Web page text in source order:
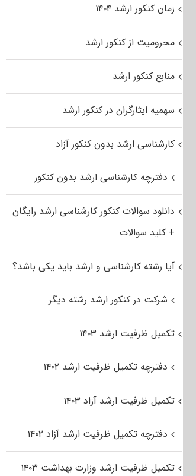
زمان کنکور ارشد ۱۴۰۴
محرومیت از کنکور ارشد
منابع کنکور ارشد
سهمیه ایثارگران در کنکور ارشد
کارشناسی ارشد بدون کنکور آزاد
دفترچه کارشناسی ارشد بدون کنکور
دانلود سوالات کنکور کارشناسی ارشد رایگان
+ کلید سوالات
آیا رشته کارشناسی و ارشد باید یکی باشد؟
شرکت در کنکور ارشد رشته دیگر
تکمیل ظرفیت ارشد ۱۴۰۳
دفترچه تکمیل ظرفیت ارشد ۱۴۰۲
تکمیل ظرفیت ارشد آزاد ۱۴۰۳
دفترچه تکمیل ظرفیت ارشد آزاد ۱۴۰۲
تکمیل ظرفیت ارشد وزارت بهداشت ۱۴۰۳